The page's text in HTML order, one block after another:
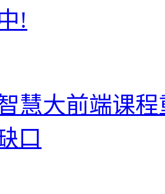
!
慧大前端课
口